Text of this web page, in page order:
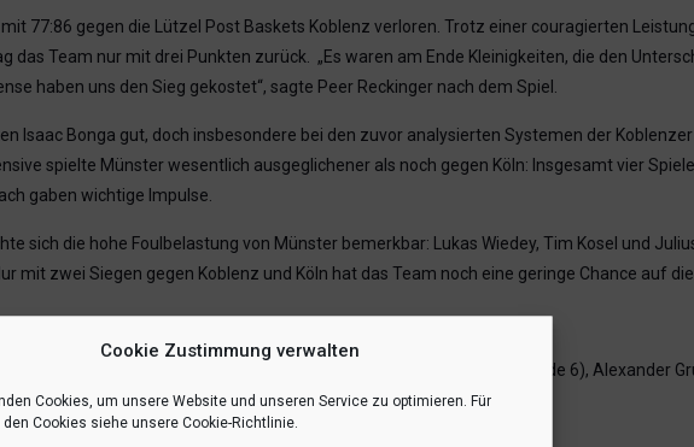
Cookie Zustimmung verwalten
Cookies, um unsere Website und unseren Service zu optimieren. Für
Cookies siehe unsere Cookie-Richtlinie.
77:86 gegen die Lützel Post Baskets Koblenz verloren. Trotz einer couragierten
das Team nur mit drei Punkten zurück. „Es waren am Ende Kleinigkeiten, die den
haben uns den Sieg gekostet“, sagte Peer Reckinger nach dem Spiel.
Isaac Bonga gut, doch insbesondere bei den zuvor analysierten Systemen der
spielte Münster wesentlich ausgeglichener als noch gegen Köln: Insgesamt vier
gaben wichtige Impulse.
sich die hohe Foulbelastung von Münster bemerkbar: Lukas Wiedey, Tim Kosel und
mit zwei Siegen gegen Koblenz und Köln hat das Team noch eine geringe Chance auf
Holtmann Niehaus (10), Julius Diekhake, Florian Strietholt (beide 6), Alexander